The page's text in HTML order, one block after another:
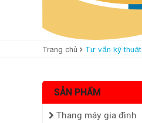
Trang chủ Tư vấn kỹ thuật
SẢN PHẨM
Thang máy gia đình